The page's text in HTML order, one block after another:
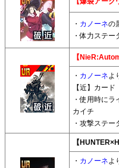
・ カノーネの
・体力ステ
【
・ カノーネよ
【近】カード
・使用時に
カイチ
・攻撃ステ
【
・ カノーネよ